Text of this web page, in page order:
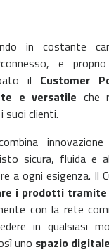
in costante
e
il Customer
e versatile che
suoi clienti.
sicura, fluida e
a ogni esigenza. Il
i prodotti tramite
con la rete
in qualsiasi
uno spazio